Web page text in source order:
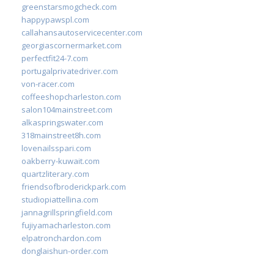
greenstarsmogcheck.com
happypawspl.com
callahansautoservicecenter.com
georgiascornermarket.com
perfectfit24-7.com
portugalprivatedriver.com
von-racer.com
coffeeshopcharleston.com
salon104mainstreet.com
alkaspringswater.com
318mainstreet8h.com
lovenailsspari.com
oakberry-kuwait.com
quartzliterary.com
friendsofbroderickpark.com
studiopiattellina.com
jannagrillspringfield.com
fujiyamacharleston.com
elpatronchardon.com
donglaishun-order.com